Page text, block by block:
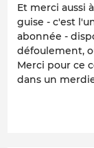
Et merci aussi
guise - c'est
abonnée -
défoulement,
Merci pour ce
dans un